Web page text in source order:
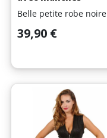
Belle petite robe noire
Prix
39,90 €